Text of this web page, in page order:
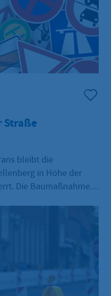
Straße
bleibt die
in Höhe der
Die Baumaßnahme
27. November